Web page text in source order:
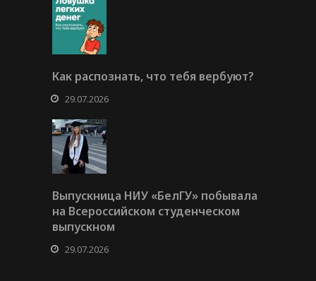
Как распознать, что тебя вербуют?
29.07.2026
Выпускница НИУ «БелГУ» побывала
на Всероссийском студенческом
выпускном
29.07.2026